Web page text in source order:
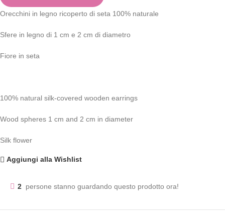
Orecchini in legno ricoperto di seta 100% naturale
Sfere in legno di 1 cm e 2 cm di diametro
Fiore in seta
100% natural silk-covered wooden earrings
Wood spheres 1 cm and 2 cm in diameter
Silk flower
Aggiungi alla Wishlist
2 persone stanno guardando questo prodotto ora!